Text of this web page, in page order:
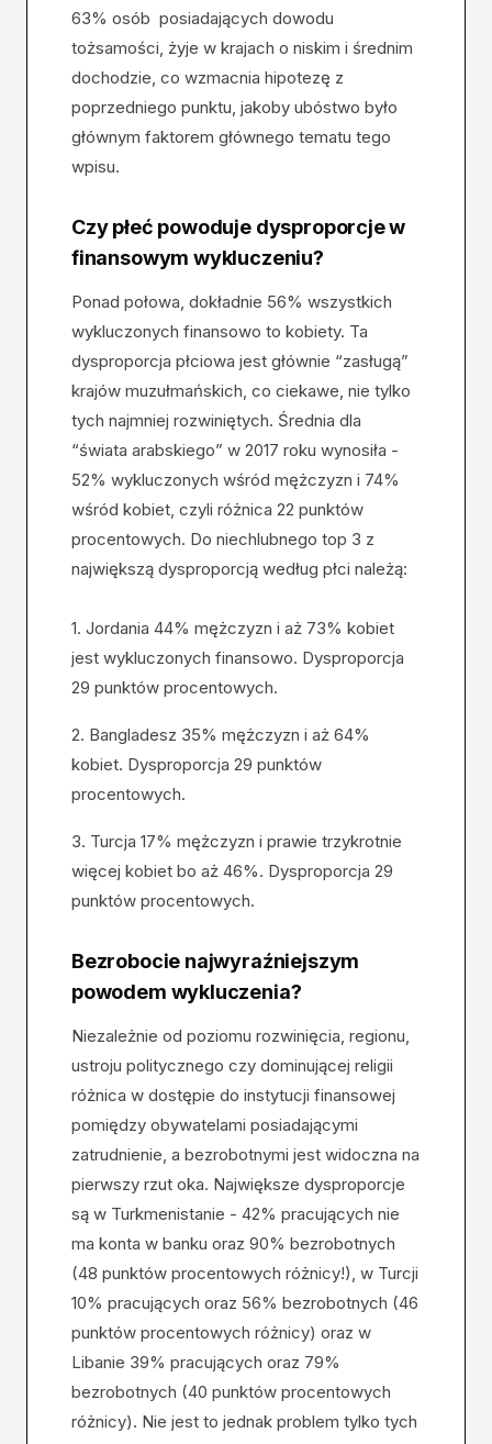
63% osób posiadających dowodu
tożsamości, żyje w krajach o niskim i średnim
dochodzie, co wzmacnia hipotezę z
poprzedniego punktu, jakoby ubóstwo było
głównym faktorem głównego tematu tego
wpisu.
Czy płeć powoduje dysproporcje w
finansowym wykluczeniu?
Ponad połowa, dokładnie 56% wszystkich
wykluczonych finansowo to kobiety. Ta
dysproporcja płciowa jest głównie “zasługą”
krajów muzułmańskich, co ciekawe, nie tylko
tych najmniej rozwiniętych. Średnia dla
“świata arabskiego” w 2017 roku wynosiła -
52% wykluczonych wśród mężczyzn i 74%
wśród kobiet, czyli różnica 22 punktów
procentowych. Do niechlubnego top 3 z
największą dysproporcją według płci należą:
1. Jordania 44% mężczyzn i aż 73% kobiet
jest wykluczonych finansowo. Dysproporcja
29 punktów procentowych.
2. Bangladesz 35% mężczyzn i aż 64%
kobiet. Dysproporcja 29 punktów
procentowych.
3. Turcja 17% mężczyzn i prawie trzykrotnie
więcej kobiet bo aż 46%. Dysproporcja 29
punktów procentowych.
Bezrobocie najwyraźniejszym
powodem wykluczenia?
Niezależnie od poziomu rozwinięcia, regionu,
ustroju politycznego czy dominującej religii
różnica w dostępie do instytucji finansowej
pomiędzy obywatelami posiadającymi
zatrudnienie, a bezrobotnymi jest widoczna na
pierwszy rzut oka. Największe dysproporcje
są w Turkmenistanie - 42% pracujących nie
ma konta w banku oraz 90% bezrobotnych
(48 punktów procentowych różnicy!), w Turcji
10% pracujących oraz 56% bezrobotnych (46
punktów procentowych różnicy) oraz w
Libanie 39% pracujących oraz 79%
bezrobotnych (40 punktów procentowych
różnicy). Nie jest to jednak problem tylko tych